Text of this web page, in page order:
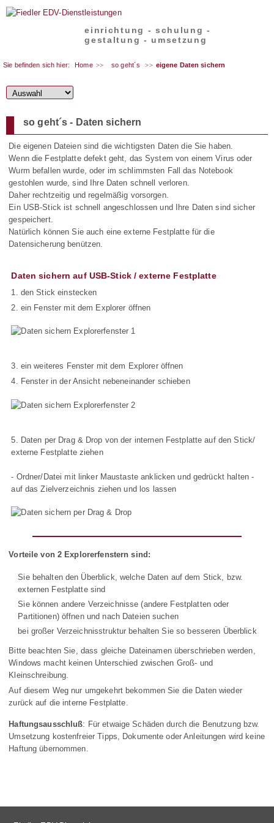
einrichtung - schulung -
gestaltung - umsetzung
Sie befinden sich hier: Home so geht´s eigene Daten sichern
so geht´s - Daten sichern
Die eigenen Dateien sind die wichtigsten Daten die Sie haben.
Wenn die Festplatte defekt geht, das System von einem Virus oder
Wurm befallen wurde, oder im schlimmsten Fall das Notebook
gestohlen wurde, sind Ihre Daten schnell verloren.
Daher rechtzeitig und regelmäßig vorsorgen.
Ein USB-Stick ist schnell angeschlossen und Ihre Daten sind sicher
gespeichert.
Natürlich können Sie auch eine externe Festplatte für die
Datensicherung benützen.
Daten sichern auf USB-Stick / externe Festplatte
1. den Stick einstecken
2. ein Fenster mit dem Explorer öffnen
3. ein weiteres Fenster mit dem Explorer öffnen
4. Fenster in der Ansicht nebeneinander schieben
5. Daten per Drag & Drop von der internen Festplatte auf den Stick/
externe Festplatte ziehen
- Ordner/Datei mit linker Maustaste anklicken und gedrückt halten -
auf das Zielverzeichnis ziehen und los lassen
Vorteile von 2 Explorerfenstern sind:
Sie behalten den Überblick, welche Daten auf dem Stick, bzw.
externen Festplatte sind
Sie können andere Verzeichnisse (andere Festplatten oder
Partitionen) öffnen und nach Dateien suchen
bei großer Verzeichnisstruktur behalten Sie so besseren Überblick
Bitte beachten Sie, dass gleiche Dateinamen überschrieben werden,
Windows macht keinen Unterschied zwischen Groß- und
Kleinschreibung.
Auf diesem Weg nur umgekehrt bekommen Sie die Daten wieder
zurück auf die interne Festplatte.
Haftungsausschluß: Für etwaige Schäden durch die Benutzung bzw.
Umsetzung kostenfreier Tipps, Dokumente oder Anleitungen wird keine
Haftung übernommen.